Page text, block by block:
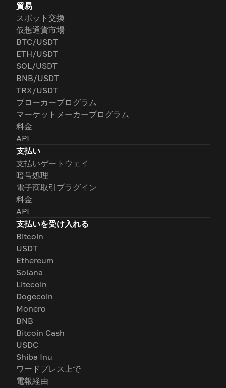
貿易
スポット交換
仮想通貨市場
BTC/USDT
ETH/USDT
SOL/USDT
BNB/USDT
TRX/USDT
ブローカープログラム
マーケットメーカープログラム
料金
API
支払い
支払いゲートウェイ
暗号処理
電子商取引プラグイン
料金
API
支払いを受け入れる
Bitcoin
USDT
Ethereum
Solana
Litecoin
Dogecoin
Monero
BNB
Bitcoin Cash
USDC
Shiba Inu
ワードプレス上で
電報経由